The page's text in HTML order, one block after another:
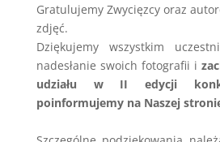
Gratulujemy Zwycięzcy oraz
zdjęć.
Dziękujemy wszystkim
nadesłanie swoich fotografii i
udziału w II edycji
poinformujemy na Naszej